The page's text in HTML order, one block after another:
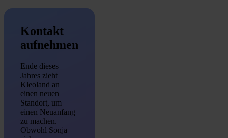
Kontakt
aufnehmen
Ende dieses
Jahres zieht
Kleoland an
einen neuen
Standort, um
einen Neuanfang
zu machen.
Obwohl Sonja